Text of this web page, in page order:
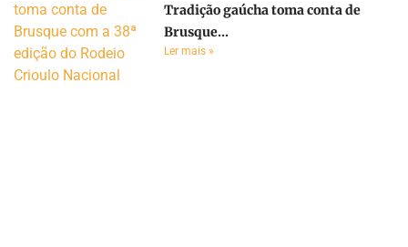
Tradição gaúcha toma conta de
Brusque...
Ler mais »